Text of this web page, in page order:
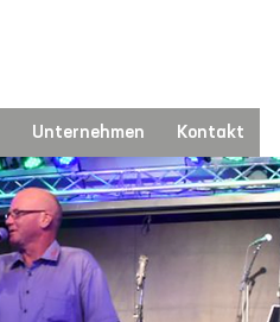
Unternehmen Kontakt